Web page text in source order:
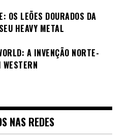
OS LEÕES DOURADOS DA
HEAVY METAL
A INVENÇÃO NORTE-
NAS REDES